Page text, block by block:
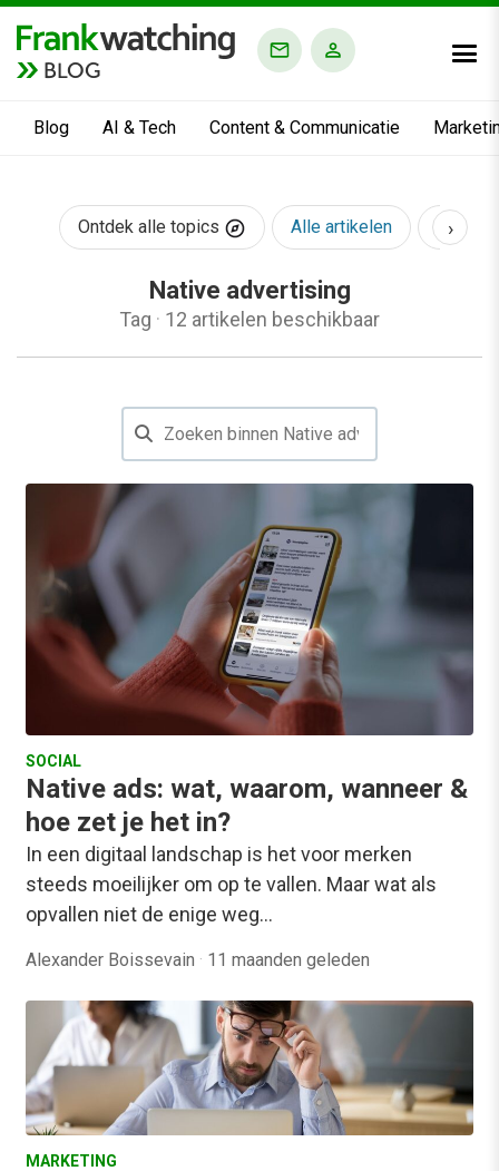
BLOG
Blog AI & Tech Content & Communicatie
Ontdek alle topics Alle artikelen AI &
›
Native advertising
Tag · 12 artikelen beschikbaar
SOCIAL
Native ads: wat, waarom, wanneer &
hoe zet je het in?
In een digitaal landschap is het voor merken
steeds moeilijker om op te vallen. Maar wat als
opvallen niet de enige weg…
Alexander Boissevain · 11 maanden geleden
MARKETING